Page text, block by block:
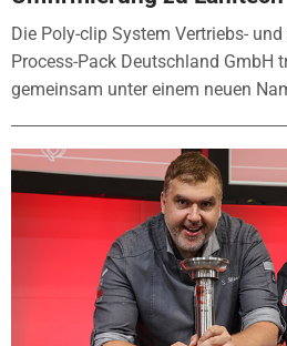
Die Poly-clip System Vertriebs-
Process-Pack Deutschland GmbH
gemeinsam unter einem neuen